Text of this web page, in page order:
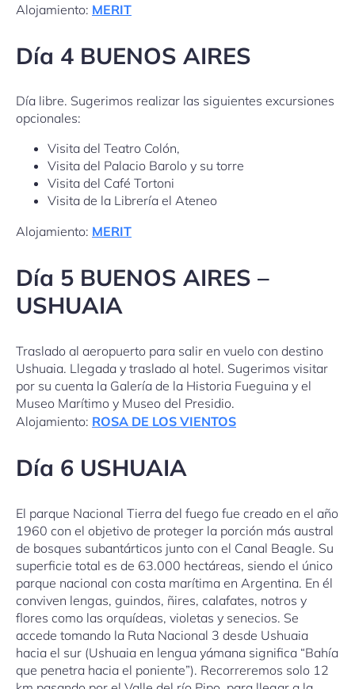
Alojamiento: MERIT
Día 4 BUENOS AIRES
Día libre. Sugerimos realizar las siguientes excursiones
opcionales:
Visita del Teatro Colón,
Visita del Palacio Barolo y su torre
Visita del Café Tortoni
Visita de la Librería el Ateneo
Alojamiento: MERIT
Día 5 BUENOS AIRES –
USHUAIA
Traslado al aeropuerto para salir en vuelo con destino
Ushuaia. Llegada y traslado al hotel. Sugerimos visitar
por su cuenta la Galería de la Historia Fueguina y el
Museo Marítimo y Museo del Presidio.
Alojamiento: ROSA DE LOS VIENTOS
Día 6 USHUAIA
El parque Nacional Tierra del fuego fue creado en el año
1960 con el objetivo de proteger la porción más austral
de bosques subantárticos junto con el Canal Beagle. Su
superficie total es de 63.000 hectáreas, siendo el único
parque nacional con costa marítima en Argentina. En él
conviven lengas, guindos, ñires, calafates, notros y
flores como las orquídeas, violetas y senecios. Se
accede tomando la Ruta Nacional 3 desde Ushuaia
hacia el sur (Ushuaia en lengua yámana significa “Bahía
que penetra hacia el poniente”). Recorreremos solo 12